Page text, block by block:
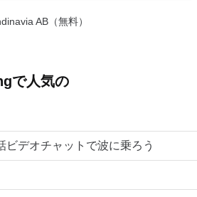
AB（無料）
で人気の
ビデオチャットで波に乗ろう